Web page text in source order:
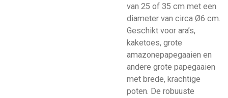
van 25 of 35 cm met een
diameter van circa Ø6 cm.
Geschikt voor ara’s,
kaketoes, grote
amazonepapegaaien en
andere grote papegaaien
met brede, krachtige
poten. De robuuste